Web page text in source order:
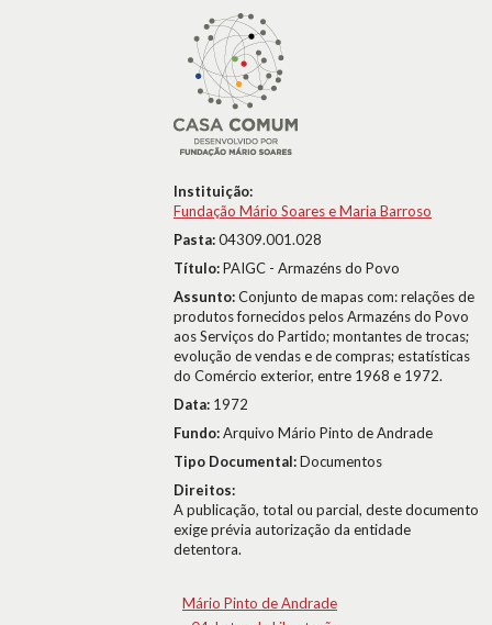
Instituição:
Fundação Mário Soares e Maria Barroso
Pasta:04309.001.028
Título:PAIGC - Armazéns do Povo
Assunto:Conjunto de mapas com: relações de
produtos fornecidos pelos Armazéns do Povo
aos Serviços do Partido; montantes de trocas;
evolução de vendas e de compras; estatísticas
do Comércio exterior, entre 1968 e 1972.
Data: 1972
Fundo:Arquivo Mário Pinto de Andrade
Tipo Documental:Documentos
Direitos:
A publicação, total ou parcial, deste documento
exige prévia autorização da entidade
detentora.
Mário Pinto de Andrade